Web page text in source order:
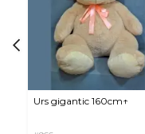
Urs gigantic 160cm↑